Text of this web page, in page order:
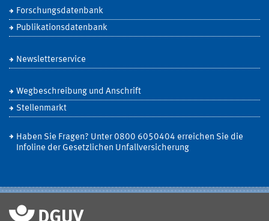
Forschungsdatenbank
Publikationsdatenbank
Newsletterservice
Wegbeschreibung und Anschrift
Stellenmarkt
Haben Sie Fragen? Unter 0800 6050404 erreichen Sie die
Infoline der Gesetzlichen Unfallversicherung